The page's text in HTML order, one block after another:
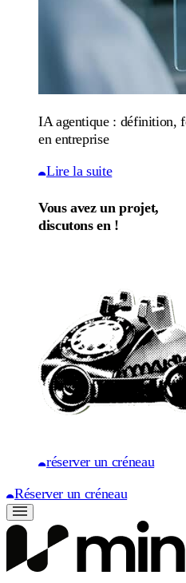
IA agentique : définition,
en entreprise
Lire la suite
Vous avez un projet,
discutons en !
réserver un créneau
Réserver un créneau